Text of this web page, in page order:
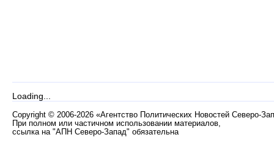
Loading...
Copyright © 2006-2026 «Агентство Политических Новостей Северо-
При полном или частичном использовании материалов,
ссылка на "АПН Северо-Запад" обязательна